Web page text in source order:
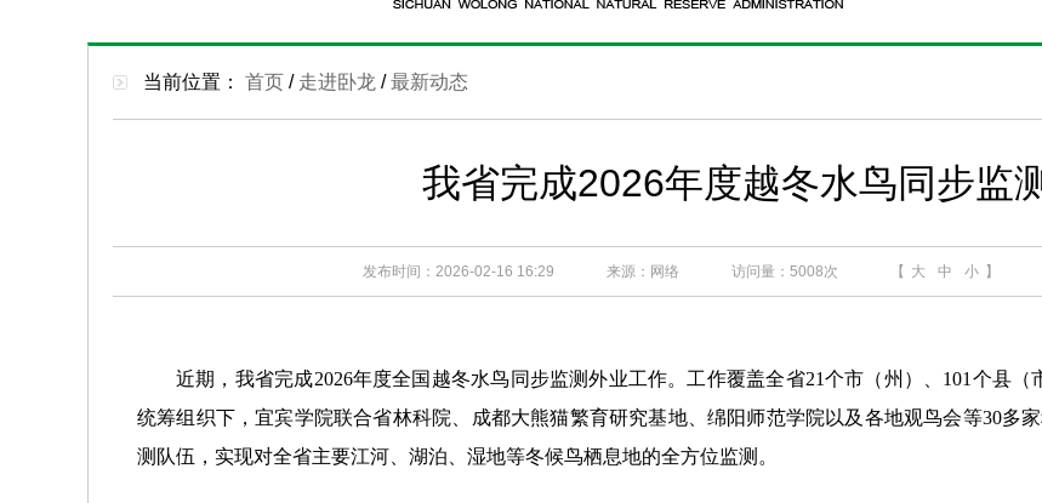
当前位置： 首页 / 走进卧龙 /最新动态
我省完成2026年度越冬水鸟同步监
发布时间：2026-02-16 16:29 来源：网络 访问量： 5008次 【 大 中 小 】
近期，我省完成2026年度全国越冬水鸟同步监测外业工作。工作覆盖全省21个市（州）、101个县
统筹组织下，宜宾学院联合省林科院、成都大熊猫繁育研究基地、绵阳师范学院以及各地观鸟会等30多
测队伍，实现对全省主要江河、湖泊、湿地等冬候鸟栖息地的全方位监测。